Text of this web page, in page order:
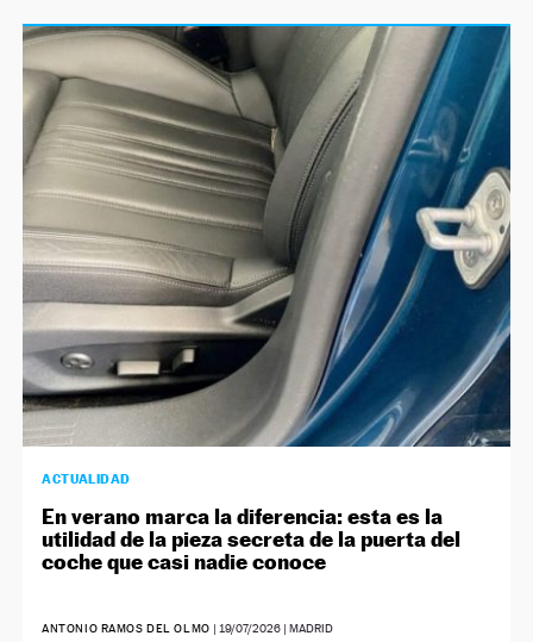
ACTUALIDAD
En verano marca la diferencia: esta es la
utilidad de la pieza secreta de la puerta del
coche que casi nadie conoce
ANTONIO RAMOS DEL OLMO | 19/07/2026| MADRID